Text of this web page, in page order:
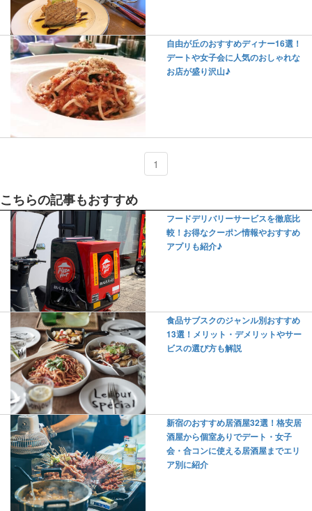
自由が丘のおすすめディナー16選！
デートや女子会に人気のおしゃれな
お店が盛り沢山♪
1
こちらの記事もおすすめ
フードデリバリーサービスを徹底比
較！お得なクーポン情報やおすすめ
アプリも紹介♪
食品サブスクのジャンル別おすすめ
13選！メリット・デメリットやサー
ビスの選び方も解説
新宿のおすすめ居酒屋32選！格安居
酒屋から個室ありでデート・女子
会・合コンに使える居酒屋までエリ
ア別に紹介